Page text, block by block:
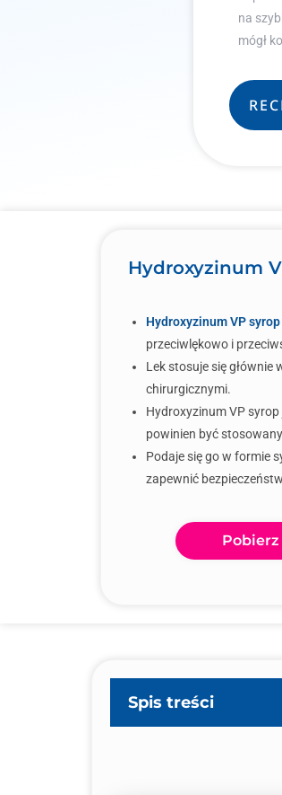
na
mógł
Hydroxyzinum
Hydroxyzinum VP syrop
przeciwlękowo i
Lek stosuje się
chirurgicznymi.
Hydroxyzinum VP
powinien być
Podaje się go w formie
zapewnić
Spis treści